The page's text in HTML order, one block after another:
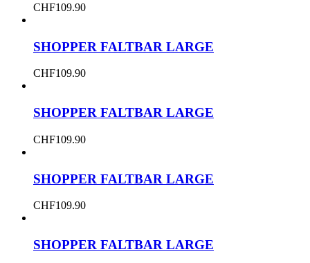
CHF109.90
SHOPPER FALTBAR LARGE
CHF109.90
SHOPPER FALTBAR LARGE
CHF109.90
SHOPPER FALTBAR LARGE
CHF109.90
SHOPPER FALTBAR LARGE